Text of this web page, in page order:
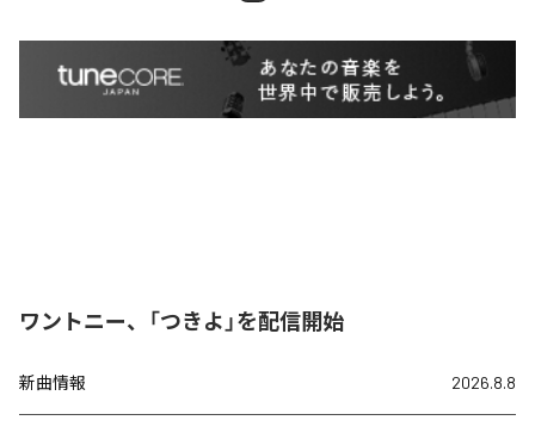
ワントニー、「つきよ」を配信開始
新曲情報 2026.8.8